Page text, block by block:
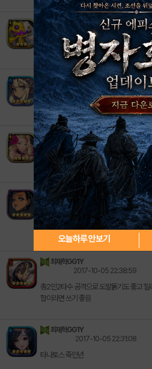
헝그리앱초보자
2018-06-11 07:52:45
이 아이가 배부르다는 느낌을 알까요...
헝그리앱초보자
2018-06-11 07:50:39
S어팩 짤렸네 ㅋㅋ
문진호님
2017-12-19 23:22:56
모두의 마블 캐릭터 라미앙로즈...
아리아스킨안나옴
2017-11-02 12:51:45
이번에 암속성 차일드 선택에서 처음 나왔
최우선순위가 되버림
최재혁GG1Y
2017-10-05 22:38:59
총2인2타수 공격으로 도발뚥기도 좋고
합이라면 쓰기 좋음
최재혁GG1Y
2017-10-05 22:31:08
타나토스 죽인년
오늘하루 안보기